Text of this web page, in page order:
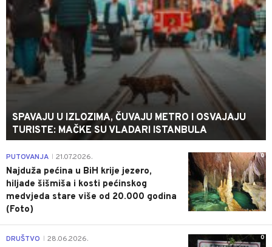
SPAVAJU U IZLOZIMA, ČUVAJU METRO I OSVAJAJU
TURISTE: MAČKE SU VLADARI ISTANBULA
0
PUTOVANJA 21.07.2026.
Najduža pećina u BiH krije jezero,
hiljade šišmiša i kosti pećinskog
medvjeda stare više od 20.000 godina
(Foto)
0
DRUŠTVO 28.06.2026.